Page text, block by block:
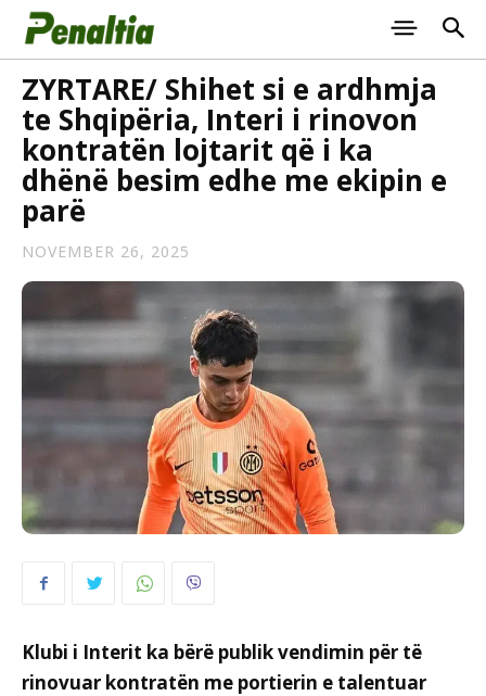
ZYRTARE/ Shihet si e ardhmja
te Shqipëria, Interi i rinovon
kontratën lojtarit që i ka
dhënë besim edhe me ekipin e
parë
NOVEMBER 26, 2025
Klubi i Interit ka bërë publik vendimin për të
rinovuar kontratën me portierin e talentuar